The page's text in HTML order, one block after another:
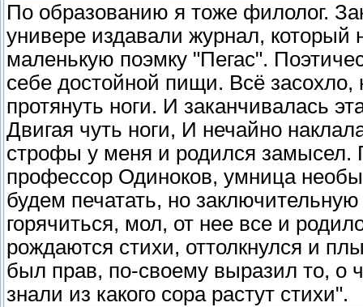
По образованию я тоже филолог.
универе издавали журнал,
маленькую поэмку "Пегас".
себе достойной пищи. Всё
протянуть ноги. И заканчивалась
Двигая чуть ноги, И нечайно
строфы у меня и родился замысел.
профессор Одиноков, умница
будем печатать, но
горячиться, мол, от нее все и
рождаются стихи, оттолкнулся и
был прав, по-своему выразил то, о
знали из какого сора растут стихи".